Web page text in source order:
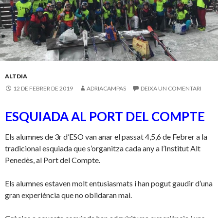
l
ALTDIA
12 DE FEBRER DE 2019
ADRIACAMPAS DEIXA UN COMENTARI
ESQUIADA AL PORT DEL COMPTE
Els alumnes de 3r d’ESO van anar el passat 4,5,6 de Febrer a la
tradicional esquiada que s’organitza cada any a l’Institut Alt
Penedès, al Port del Compte.
Els alumnes estaven molt entusiasmats i han pogut gaudir d’una
gran experiència que no oblidaran mai.